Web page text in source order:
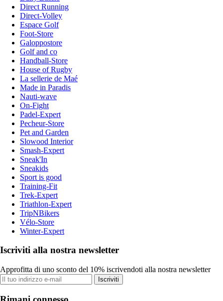
Direct Running
Direct-Volley
Espace Golf
Foot-Store
Galoppostore
Golf and co
Handball-Store
House of Rugby
La sellerie de Maé
Made in Paradis
Nauti-wave
On-Fight
Padel-Expert
Pecheur-Store
Pet and Garden
Slowood Interior
Smash-Expert
Sneak'In
Sneakids
Sport is good
Training-Fit
Trek-Expert
Triathlon-Expert
TripNBikers
Vélo-Store
Winter-Expert
Iscriviti alla nostra newsletter
Approfitta di uno sconto del 10% iscrivendoti alla nostra newsletter
Iscriviti